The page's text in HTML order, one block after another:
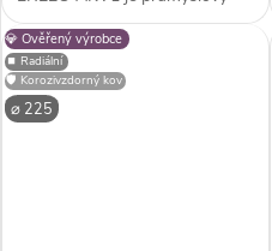
radiální ventilátor s přímým
pohonem AC, určený pro
profesionální využití. Vyniká
především unikátností
konstrukce - díky...
💎 Ověřený výrobce
⏹️ Radiální
🛡️ Korozivzdorný kov
⌀ 225